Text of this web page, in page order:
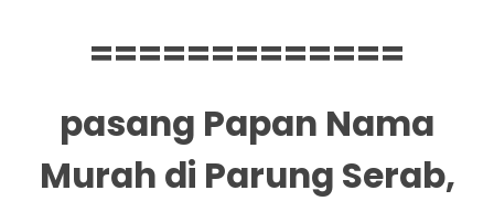
=============
pasang Papan Nama
Murah di Parung Serab,